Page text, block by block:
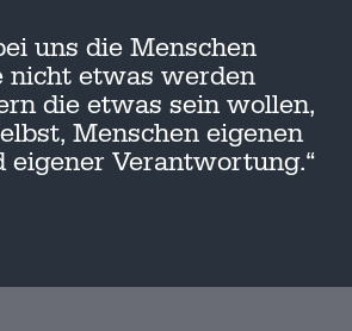
uns die Menschen
nicht etwas werden
die etwas sein wollen,
Menschen eigenen
eigener Verantwortung.“